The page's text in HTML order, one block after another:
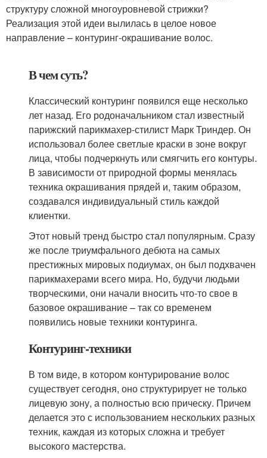
структуру сложной многоуровневой стрижки?
Реализация этой идеи вылилась в целое новое
направление – контуринг-окрашивание волос.
В чем суть?
Классический контуринг появился еще несколько
лет назад. Его родоначальником стал известный
парижский парикмахер-стилист Марк Триндер. Он
использовал более светлые краски в зоне вокруг
лица, чтобы подчеркнуть или смягчить его контуры.
В зависимости от природной формы менялась
техника окрашивания прядей и, таким образом,
создавался индивидуальный стиль каждой
клиентки.
Этот новый тренд быстро стал популярным. Сразу
же после триумфального дебюта на самых
престижных мировых подиумах, он был подхвачен
парикмахерами всего мира. Но, будучи людьми
творческими, они начали вносить что-то свое в
базовое окрашивание – так со временем
появились новые техники контуринга.
Контуринг-техники
В том виде, в котором контурирование волос
существует сегодня, оно структурирует не только
лицевую зону, а полностью всю прическу. Причем
делается это с использованием нескольких разных
техник, каждая из которых сложна и требует
высокого мастерства.